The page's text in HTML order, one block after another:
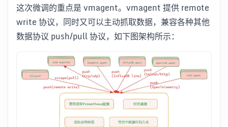
这次微调的重点是 vmagent。vmagent 提供 remote
write 协议，同时又可以主动抓取数据，兼容各种其他
数据协议 push/pull 协议，如下图架构所示：